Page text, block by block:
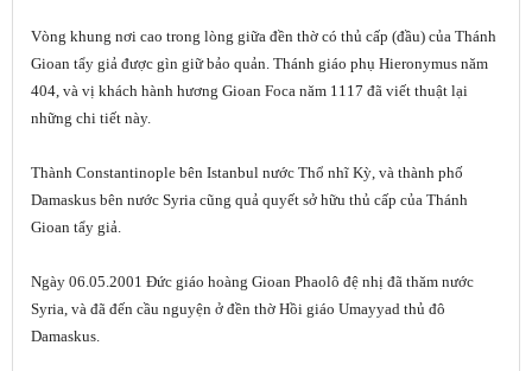
Vòng khung nơi cao trong lòng giữa đền thờ có thủ cấp (đầu) của Thánh
Gioan tẩy giả được gìn giữ bảo quản. Thánh giáo phụ Hieronymus năm
404, và vị khách hành hương Gioan Foca năm 1117 đã viết thuật lại
những chi tiết này.
Thành Constantinople bên Istanbul nước Thổ nhĩ Kỳ, và thành phố
Damaskus bên nước Syria cũng quả quyết sở hữu thủ cấp của Thánh
Gioan tẩy giả.
Ngày 06.05.2001 Đức giáo hoàng Gioan Phaolô đệ nhị đã thăm nước
Syria, và đã đến cầu nguyện ở đền thờ Hồi giáo Umayyad thủ đô
Damaskus.